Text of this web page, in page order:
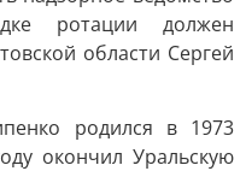
ротации должен
области Сергей
родился в 1973
окончил Уральскую